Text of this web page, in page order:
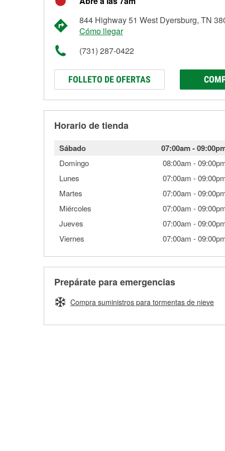
844 Highway 51 West Dyersburg, TN
Cómo llegar
(731) 287-0422
FOLLETO DE OFERTAS
Horario de tienda
Sábado 07:00am-
Domingo 08:00am -
Lunes
07:00am -
Martes
07:00am -
Miércoles
07:00am -
Jueves
07:00am -
Viernes
07:00am -
Prepárate para emergencias
Compra suministros para tormentas de nieve